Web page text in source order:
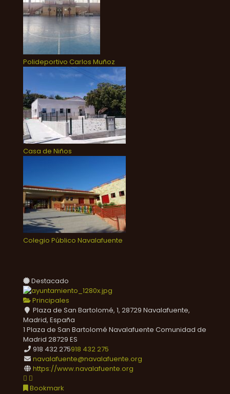
Polideportivo Carlos Muñoz
Casa de Niños
Colegio Público Navalafuente
Destacado
Principales
Plaza de San Bartolomé, 1, 28729 Navalafuente,
Madrid, España
1 Plaza de San Bartolomé Navalafuente Comunidad de
Madrid 28729 ES
918 432 275918 432 275
navalafuente@navalafuente.org
https://www.navalafuente.org
Bookmark